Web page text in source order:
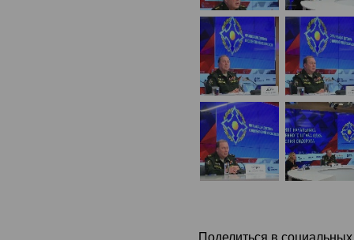
Поделиться в социальных